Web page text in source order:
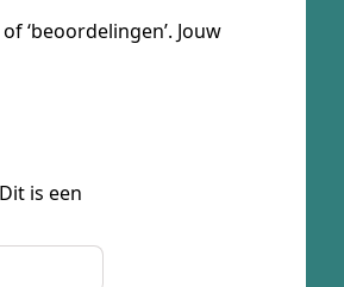
‘beoordelingen’. Jouw
is een